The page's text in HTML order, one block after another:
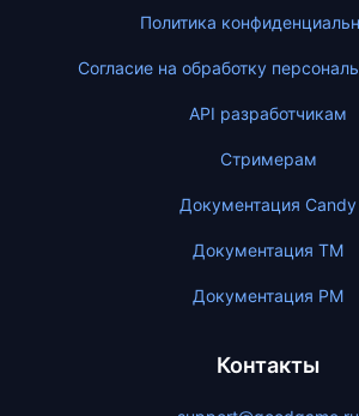
Политика
Согласие на обработку
API разработчикам
Стримерам
Документация Candy
Документация ТМ
Документация PM
Контакты